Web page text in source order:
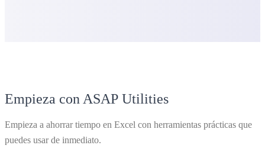
Empieza con ASAP Utilities
Empieza a ahorrar tiempo en Excel con herramientas prácticas que
puedes usar de inmediato.